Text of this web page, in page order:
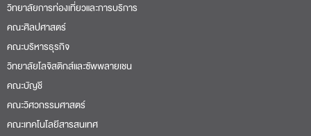
วิทยาลัยการท่องเที่ยวและการบริการ
คณะศิลปศาสตร์
คณะบริหารธุรกิจ
วิทยาลัยโลจิสติกส์และซัพพลายเชน
คณะบัญชี
คณะวิศวกรรมศาสตร์
คณะเทคโนโลยีสารสนเทศ